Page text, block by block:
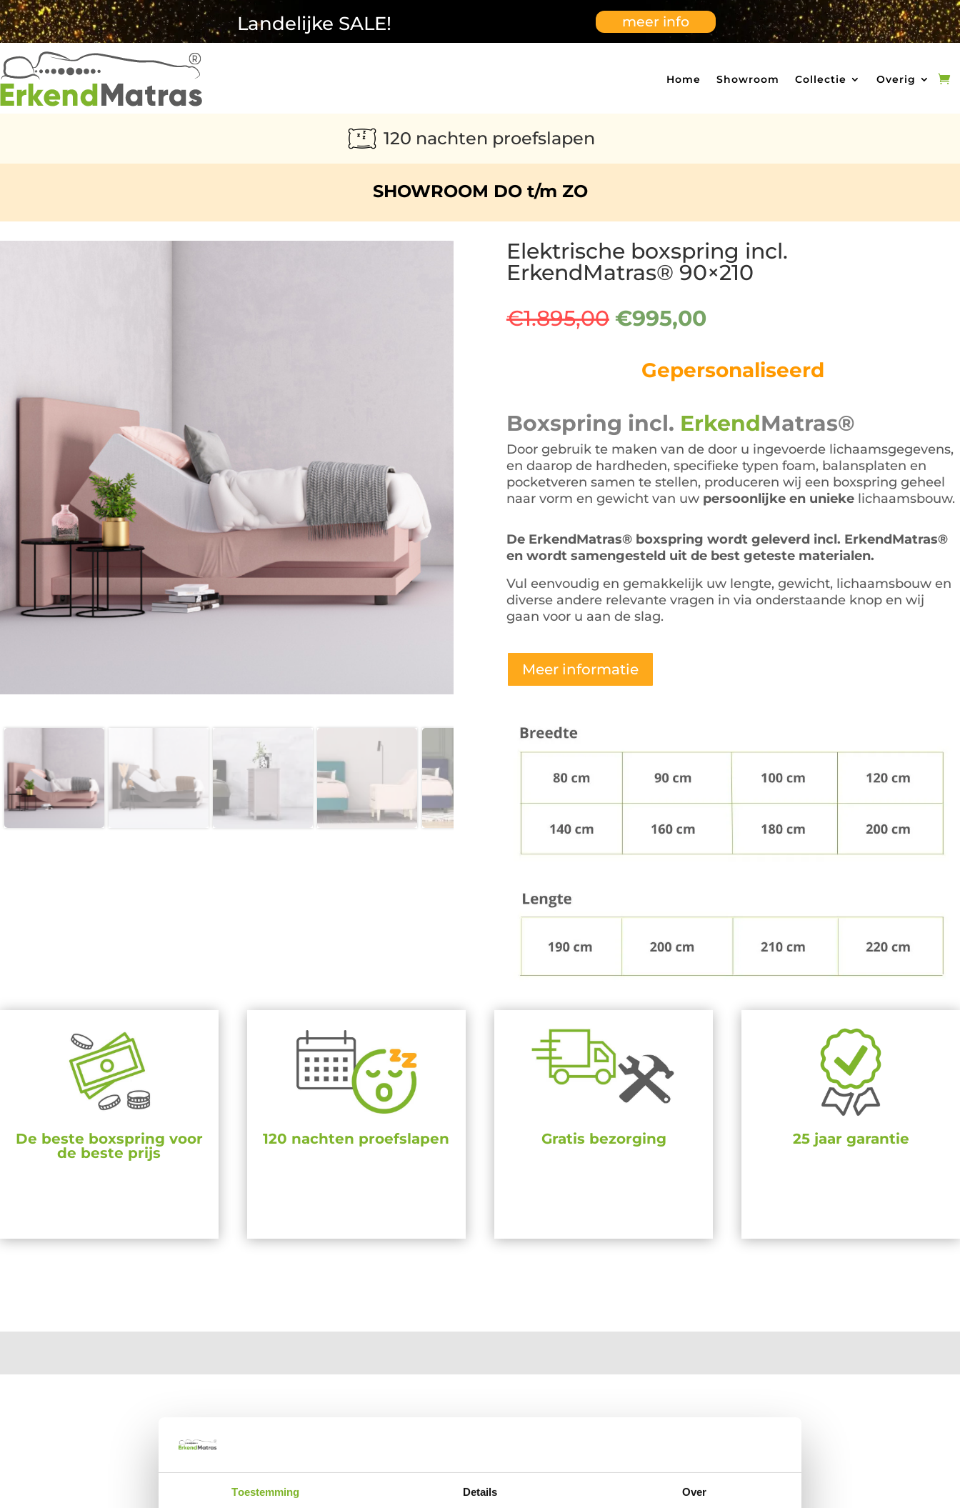
Toestemming Details Over
Landelijke SALE! meer info
Home Showroom Collectie Overig
120 nachten proefslapen
SHOWROOM DO t/m ZO
Elektrische boxspring incl.
ErkendMatras® 90×210
€1.895,00 Oorspronkelijke
prijs
€1.895,00.
€995,00Huidige
€995,00.
Gepersonaliseerd
Boxspring incl. ErkendMatras®
Door gebruik te maken van de door u ingevoerde lichaamsgegevens,
en daarop de hardheden, specifieke typen foam, balansplaten en
pocketveren samen te stellen, produceren wij een boxspring geheel
naar vorm en gewicht van uw persoonlijke en uniekelichaamsbouw.
De ErkendMatras® boxspring wordt geleverd incl. ErkendMatras®
en wordt samengesteld uit de best geteste materialen.
Vul eenvoudig en gemakkelijk uw lengte, gewicht, lichaamsbouw en
diverse andere relevante vragen in via onderstaande knop en wij
gaan voor u aan de slag.
Meer informatie
De beste boxspring voor
de beste prijs
120 nachten proefslapen Gratis bezorging 25 jaar garantie